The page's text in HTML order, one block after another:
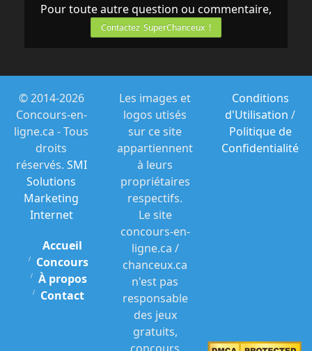
Pour toute autre question ou commentaire,
Contactez SuperChanceux !
© 2014-2026
Concours-en-
ligne.ca - Tous
droits
réservés. SMI
Solutions
Marketing
Internet
Accueil
Concours
À propos
Contact
Les images et
logos utisés
sur ce site
appartiennent
à leurs
propriétaires
respectifs.
Le site
concours-en-
ligne.ca /
chanceux.ca
n'est pas
responsable
des jeux
gratuits,
Conditions
d'Utilisation /
Politique de
Confidentialité